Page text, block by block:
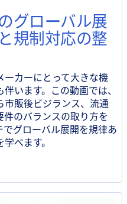
グローバル展
規制対応の整
ーカーにとって大きな機
います。この動画では、
市販後ビジランス、流通
のバランスの取り方を
グローバル展開を規律あ
べます。